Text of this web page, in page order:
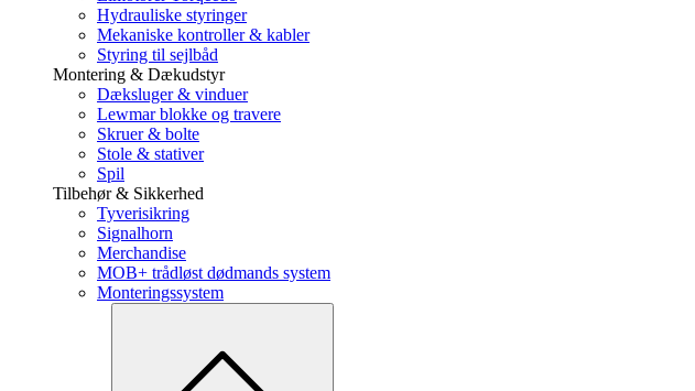
Hydrauliske styringer
Mekaniske kontroller & kabler
Styring til sejlbåd
Montering & Dækudstyr
Dæksluger & vinduer
Lewmar blokke og travere
Skruer & bolte
Stole & stativer
Spil
Tilbehør & Sikkerhed
Tyverisikring
Signalhorn
Merchandise
MOB+ trådløst dødmands system
Monteringssystem